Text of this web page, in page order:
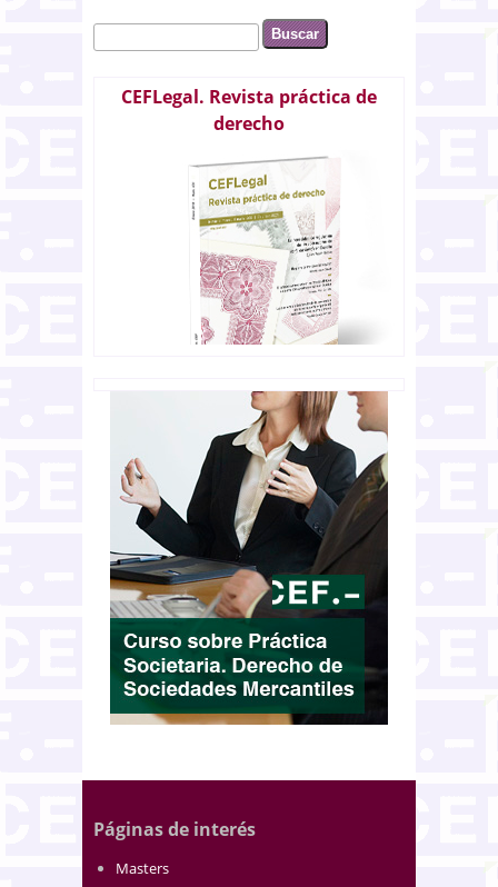
Formulario de búsqueda
Buscar
CEFLegal. Revista práctica de
derecho
Páginas de interés
Masters